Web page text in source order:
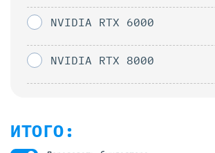
NVIDIA RTX 6000
NVIDIA RTX 8000
ИТОГО: